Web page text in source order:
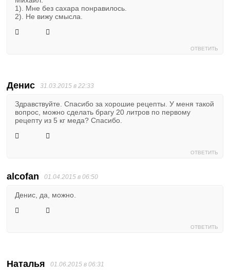
1). Мне без сахара понравилось.
2). Не вижу смысла.
ОТВЕТИТЬ
Денис 31.03.2015 в 22:33
Здравствуйте. Спасибо за хорошие рецепты. У меня такой
вопрос, можно сделать брагу 20 литров по первому
рецепту из 5 кг меда? Спасибо.
ОТВЕТИТЬ
alcofan 01.04.2015 в 06:50
Денис, да, можно.
ОТВЕТИТЬ
Наталья 01.06.2015 в 06:31